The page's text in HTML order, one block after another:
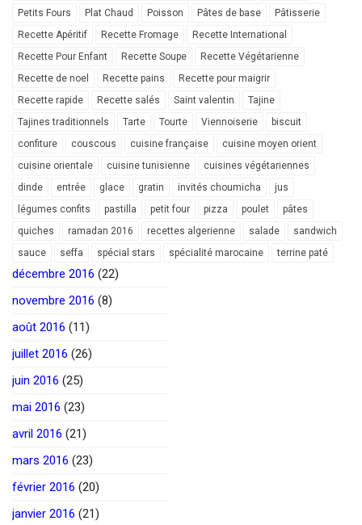
Petits Fours Plat Chaud Poisson Pâtes de base
Pâtisserie
Recette Apéritif
Recette Fromage
Recette International
Recette Pour Enfant
Recette Soupe
Recette Végétarienne
Recette de noel
Recette pains
Recette pour maigrir
Recette rapide
Recette salés Saint valentin
Tajine
Tajines traditionnels
Tarte Tourte Viennoiserie
biscuit
confiture
couscous cuisine française
cuisine moyen orient
cuisine orientale
cuisine tunisienne
cuisines végétariennes
dinde
entrée glace gratin invités choumicha
jus
légumes confits
pastilla petit four pizza poulet
pâtes
quiches
ramadan 2016 recettes algerienne salade
sandwich
sauce
seffa spécial stars spécialité marocaine terrine paté
décembre 2016 (22)
novembre 2016 (8)
août 2016 (11)
juillet 2016 (26)
juin 2016 (25)
mai 2016 (23)
avril 2016 (21)
mars 2016 (23)
février 2016 (20)
janvier 2016 (21)